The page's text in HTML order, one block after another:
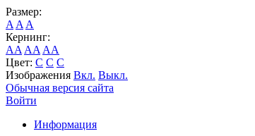
Размер:
A A A
Кернинг:
AA AA AA
Цвет: C C C
Изображения Вкл. Выкл.
Обычная версия сайта
Войти
Информация